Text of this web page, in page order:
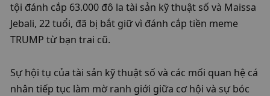
tội đánh cắp 63.000 đô la tài sản kỹ thuật số và Maissa
Jebali, 22 tuổi, đã bị bắt giữ vì đánh cắp tiền meme
TRUMP từ bạn trai cũ.
Sự hội tụ của tài sản kỹ thuật số và các mối quan hệ cá
nhân tiếp tục làm mờ ranh giới giữa cơ hội và sự bóc